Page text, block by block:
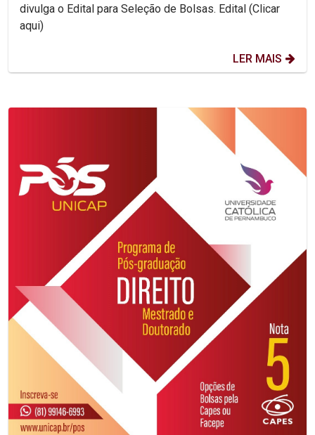
divulga o Edital para Seleção de Bolsas. Edital (Clicar
aqui)
LER MAIS